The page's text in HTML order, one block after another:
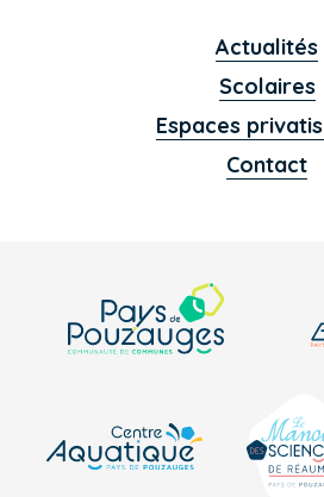
Actualités
Scolaires
Espaces
Contact